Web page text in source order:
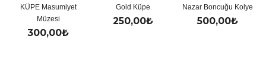
KÜPE Masumiyet
Müzesi
300,00₺
Gold Küpe
250,00₺
Nazar Boncuğu Kolye
500,00₺